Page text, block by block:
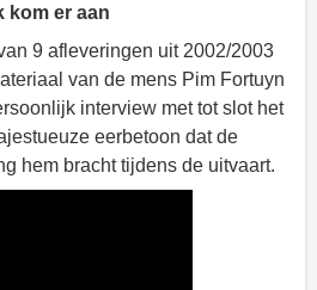
kom er aan
9 afleveringen uit 2002/2003
van de mens Pim Fortuyn
interview met tot slot het
eerbetoon dat de
hem bracht tijdens de uitvaart.